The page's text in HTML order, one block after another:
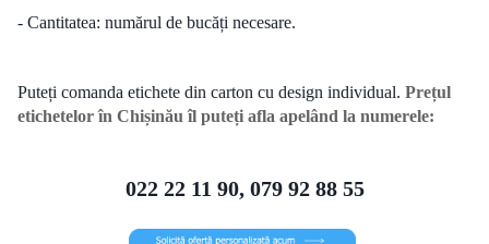
- Cantitatea: numărul de bucăți necesare.
Puteți comanda etichete din carton cu design individual. Prețul
etichetelor în Chișinău îl puteți afla apelând la numerele:
022 22 11 90, 079 92 88 55